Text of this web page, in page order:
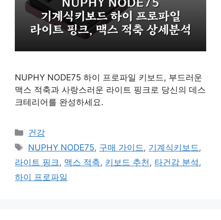
NUPHY NODE75 하이 프로파일 키보드, 부드러운
맥스 적축과 사랑스러운 라이트 핑크로 당신의 데스
크테리어를 완성하세요.
카
테
리
건강
태
그
NUPHY NODE75, 구매 가이드 , 기계식키보드 ,
라이트 핑크 , 맥스 적축, 키보드 추천 , 타건감 분석 ,
하이 프로파일